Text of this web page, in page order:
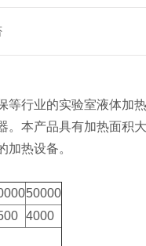
行业的实验室液体加
本产品具有加热面积
热设备。
50000
4000